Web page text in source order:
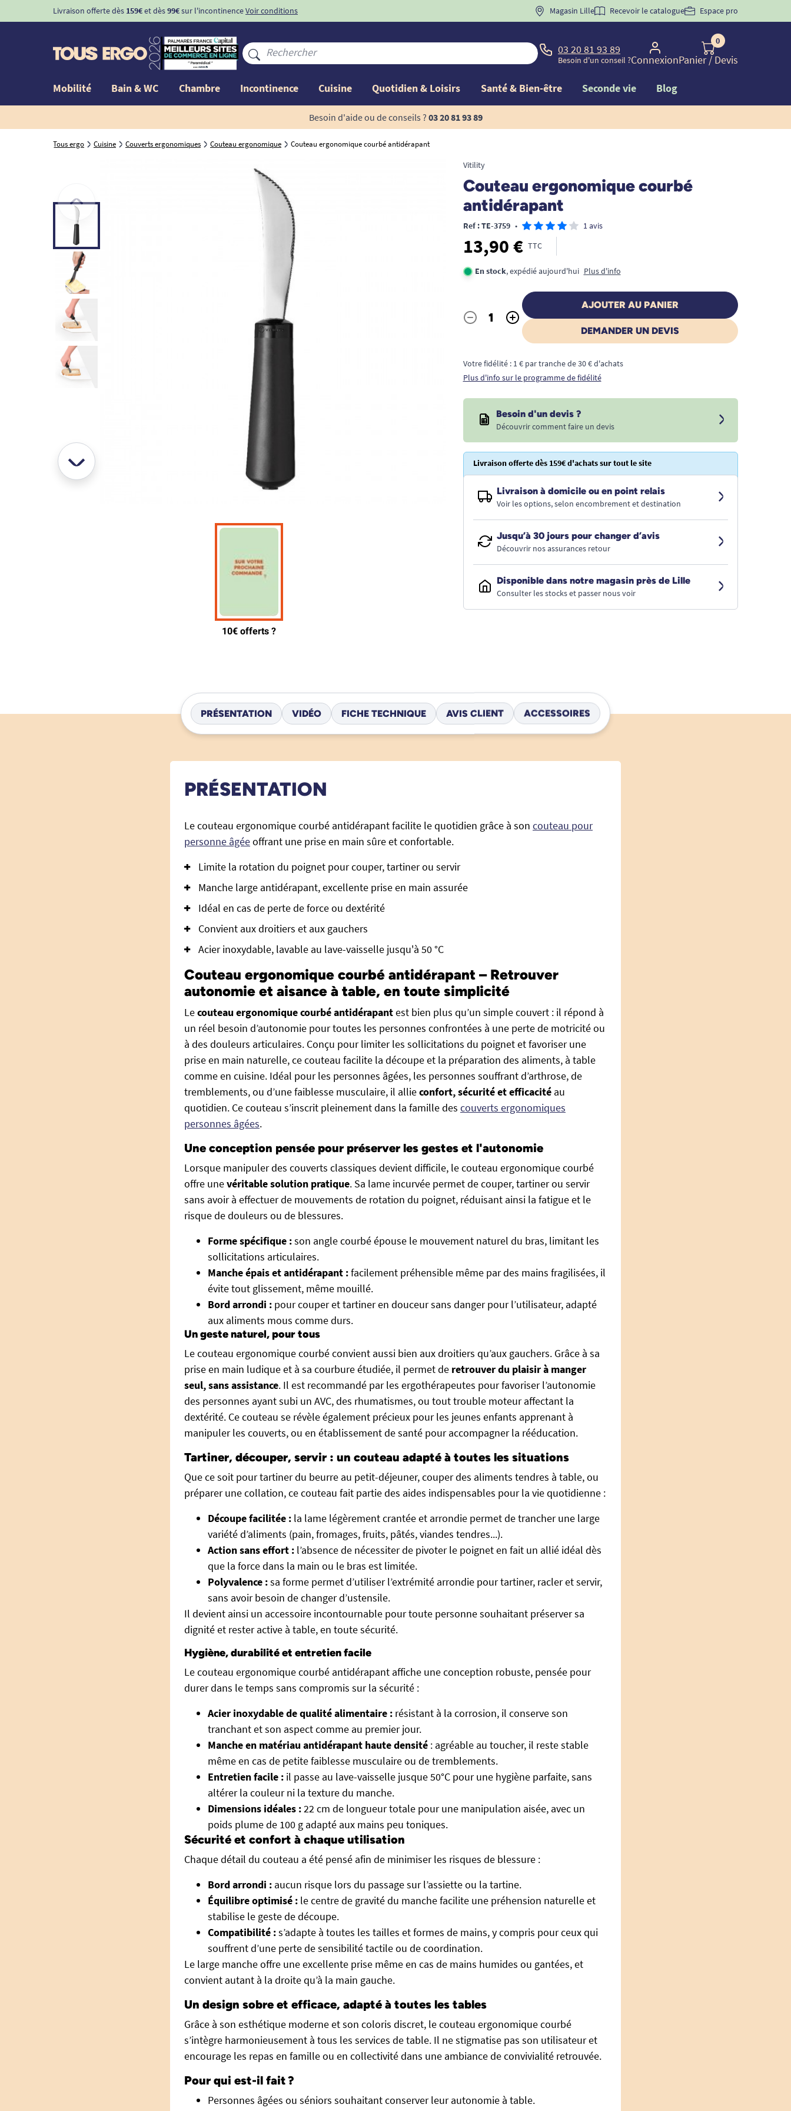
Livraison offerte dès 159€et dès99€sur l'incontinenceVoir conditions BIENVENUE" pourla 1ère commande d'incontinence
Magasin Lille Recevoir le catalogue Espace pro
03 20 81 93 89
Besoin d'un conseil ?Connexion
0
Panier/ Devis
Mobilité Bain & WC Chambre Incontinence Cuisine Quotidien & Loisirs Santé & Bien-être Seconde vie Blog
Besoin d'aide ou de conseils ? 03 20 81 93 89
Tous ergo Cuisine Couverts ergonomiques Couteau ergonomique Couteau ergonomique courbé antidérapant
Vitility
Couteau ergonomique courbé
antidérapant
Ref : TE-3759 • 1 avis
13,90 € TTC
En stock, expédié aujourd'hui Plus d'info
Quantité
- +
AJOUTER AU PANIER
DEMANDER UN DEVIS
Votre fidélité : 1 € par tranche de 30 € d'achats
Plus d'info sur le programme de fidélité
Besoin d'un devis ?
Découvrir comment faire un devis
Livraison offerte dès 159€ d'achats sur tout le site
Livraison à domicile ou en point relais
Voir les options, selon encombrement et destination
Jusqu’à 30 jours pour changer d’avis
Découvrir nos assurances retour
Disponible dans notre magasin près de Lille
Consulter les stocks et passer nous voir
PRÉSENTATION VIDÉO FICHE TECHNIQUE AVIS CLIENT ACCESSOIRES
PRÉSENTATION
Le couteau ergonomique courbé antidérapant facilite le quotidien grâce à son couteau pour
personne âgéeoffrant une prise en main sûre et confortable.
Limite la rotation du poignet pour couper, tartiner ou servir
Manche large antidérapant, excellente prise en main assurée
Idéal en cas de perte de force ou dextérité
Convient aux droitiers et aux gauchers
Acier inoxydable, lavable au lave-vaisselle jusqu'à 50 °C
Couteau ergonomique courbé antidérapant – Retrouver
autonomie et aisance à table, en toute simplicité
Lecouteau ergonomique courbé antidérapantest bien plus qu’un simple couvert : il répond à
un réel besoin d’autonomie pour toutes les personnes confrontées à une perte de motricité ou
à des douleurs articulaires. Conçu pour limiter les sollicitations du poignet et favoriser une
prise en main naturelle, ce couteau facilite la découpe et la préparation des aliments, à table
comme en cuisine. Idéal pour les personnes âgées, les personnes souffrant d’arthrose, de
tremblements, ou d’une faiblesse musculaire, il allieconfort, sécurité et efficacité au
quotidien. Ce couteau s’inscrit pleinement dans la famille des couverts ergonomiques
personnes âgées.
Une conception pensée pour préserver les gestes et l'autonomie
Lorsque manipuler des couverts classiques devient difficile, le couteau ergonomique courbé
offre unevéritable solution pratique. Sa lame incurvée permet de couper, tartiner ou servir
sans avoir à effectuer de mouvements de rotation du poignet, réduisant ainsi la fatigue et le
risque de douleurs ou de blessures.
Forme spécifique :son angle courbé épouse le mouvement naturel du bras, limitant les
sollicitations articulaires.
Manche épais et antidérapant :facilement préhensible même par des mains fragilisées, il
évite tout glissement, même mouillé.
Bord arrondi : pour couper et tartiner en douceur sans danger pour l’utilisateur, adapté
aux aliments mous comme durs.
Un geste naturel, pour tous
Le couteau ergonomique courbé convient aussi bien aux droitiers qu’aux gauchers. Grâce à sa
prise en main ludique et à sa courbure étudiée, il permet de retrouver du plaisir à manger
seul, sans assistance. Il est recommandé par les ergothérapeutes pour favoriser l’autonomie
des personnes ayant subi un AVC, des rhumatismes, ou tout trouble moteur affectant la
dextérité. Ce couteau se révèle également précieux pour les jeunes enfants apprenant à
manipuler les couverts, ou en établissement de santé pour accompagner la rééducation.
Tartiner, découper, servir : un couteau adapté à toutes les situations
Que ce soit pour tartiner du beurre au petit-déjeuner, couper des aliments tendres à table, ou
préparer une collation, ce couteau fait partie des aides indispensables pour la vie quotidienne :
Découpe facilitée : la lame légèrement crantée et arrondie permet de trancher une large
variété d’aliments (pain, fromages, fruits, pâtés, viandes tendres...).
Action sans effort : l’absence de nécessiter de pivoter le poignet en fait un allié idéal dès
que la force dans la main ou le bras est limitée.
Polyvalence :sa forme permet d’utiliser l’extrémité arrondie pour tartiner, racler et servir,
sans avoir besoin de changer d’ustensile.
Il devient ainsi un accessoire incontournable pour toute personne souhaitant préserver sa
dignité et rester active à table, en toute sécurité.
Hygiène, durabilité et entretien facile
Le couteau ergonomique courbé antidérapant affiche une conception robuste, pensée pour
durer dans le temps sans compromis sur la sécurité :
Acier inoxydable de qualité alimentaire : résistant à la corrosion, il conserve son
tranchant et son aspect comme au premier jour.
Manche en matériau antidérapant haute densité : agréable au toucher, il reste stable
même en cas de petite faiblesse musculaire ou de tremblements.
Entretien facile : il passe au lave-vaisselle jusque 50°C pour une hygiène parfaite, sans
altérer la couleur ni la texture du manche.
Dimensions idéales :22 cm de longueur totale pour une manipulation aisée, avec un
poids plume de 100 g adapté aux mains peu toniques.
Sécurité et confort à chaque utilisation
Chaque détail du couteau a été pensé afin de minimiser les risques de blessure :
Bord arrondi : aucun risque lors du passage sur l’assiette ou la tartine.
Équilibre optimisé : le centre de gravité du manche facilite une préhension naturelle et
stabilise le geste de découpe.
Compatibilité :s’adapte à toutes les tailles et formes de mains, y compris pour ceux qui
souffrent d’une perte de sensibilité tactile ou de coordination.
Le large manche offre une excellente prise même en cas de mains humides ou gantées, et
convient autant à la droite qu’à la main gauche.
Un design sobre et efficace, adapté à toutes les tables
Grâce à son esthétique moderne et son coloris discret, le couteau ergonomique courbé
s’intègre harmonieusement à tous les services de table. Il ne stigmatise pas son utilisateur et
encourage les repas en famille ou en collectivité dans une ambiance de convivialité retrouvée.
Pour qui est-il fait ?
Personnes âgées ou séniors souhaitant conserver leur autonomie à table.